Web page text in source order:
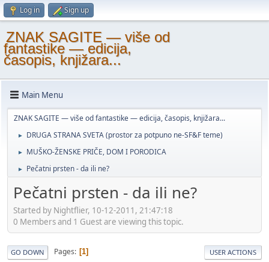
Log in Sign up
ZNAK SAGITE — više od
fantastike — edicija,
časopis, knjižara...
Main Menu
ZNAK SAGITE — više od fantastike — edicija, časopis, knjižara...
► DRUGA STRANA SVETA (prostor za potpuno ne-SF&F teme)
► MUŠKO-ŽENSKE PRIČE, DOM I PORODICA
► Pečatni prsten - da ili ne?
Pečatni prsten - da ili ne?
Started by Nightflier, 10-12-2011, 21:47:18
0 Members and 1 Guest are viewing this topic.
GO DOWN Pages 1 USER ACTIONS